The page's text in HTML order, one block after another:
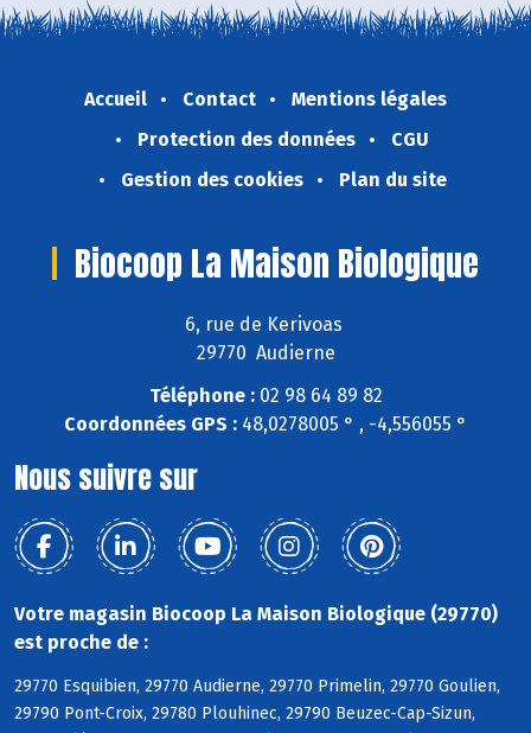
Accueil Contact
Mentions légales
Protection des données
CGU
Gestion des cookies
Plan du site
Biocoop La Maison Biologique
6, rue de Kerivoas
29770 Audierne
Téléphone :02 98 64 89 82
Coordonnées GPS : 48,0278005 ° , -4,556055 °
Nous suivre sur
Votre magasin Biocoop La Maison Biologique (29770)
est proche de :
29770 Esquibien, 29770 Audierne, 29770 Primelin, 29770 Goulien,
29790 Pont-Croix, 29780 Plouhinec, 29790 Beuzec-Cap-Sizun,